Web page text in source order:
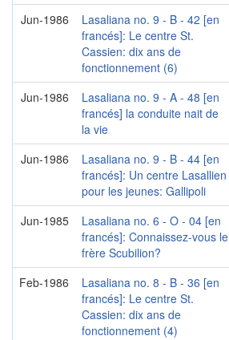
Jun-1986
Lasaliana no. 9 - B - 42 [en
francés]: Le centre St.
Cassien: dix ans de
fonctionnement (6)
Jun-1986
Lasaliana no. 9 - A - 48 [en
francés] la conduite nait de
la vie
Jun-1986
Lasaliana no. 9 - B - 44 [en
francés]: Un centre Lasallien
pour les jeunes: Gallipoli
Jun-1985
Lasaliana no. 6 - O - 04 [en
francés]: Connaissez-vous le
frère Scubilion?
Feb-1986
Lasaliana no. 8 - B - 36 [en
francés]: Le centre St.
Cassien: dix ans de
fonctionnement (4)